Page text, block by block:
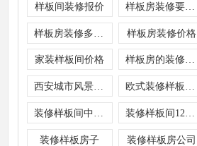
样板间装修报价
样板房装修价格
家装样板间价格 样板房的装修价格
西安城市风景夏日景色装修样板间 欧式装修样板房80平米
装修样板房子 装修样板房公司